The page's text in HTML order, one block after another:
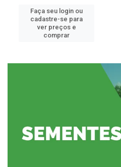
Faça seu login ou
cadastre-se para
ver preços e
comprar